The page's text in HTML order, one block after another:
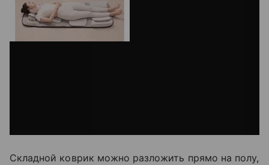
Складной коврик можно разложить прямо на полу,